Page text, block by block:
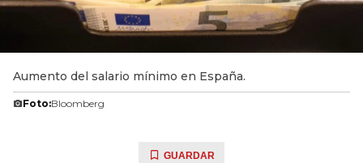
Aumento del salario mínimo en España.
Foto:Bloomberg
GUARDAR